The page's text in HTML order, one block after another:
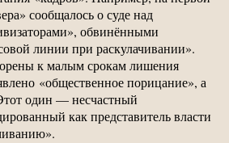
сообщалось о суде над
обвинёнными
линии при раскулачивании».
к малым срокам лишения
«общественное порицание», а
один — несчастный
как представитель власти